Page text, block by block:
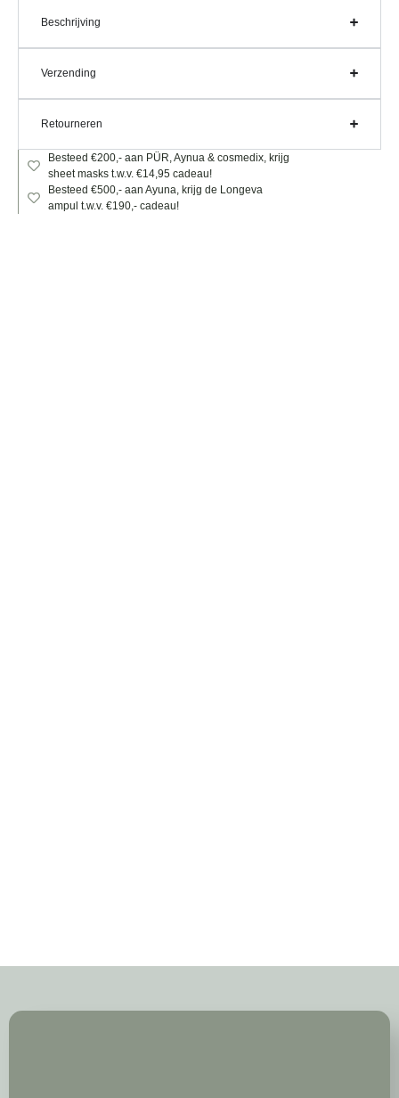
Beschrijving
Verzending
Retourneren
Besteed €200,- aan PÜR, Aynua & cosmedix, krijg
sheet masks t.w.v. €14,95 cadeau!
Besteed €500,- aan Ayuna, krijg de Longeva
ampul t.w.v. €190,- cadeau!